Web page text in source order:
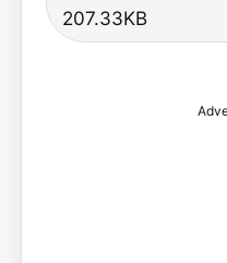
207.33KB